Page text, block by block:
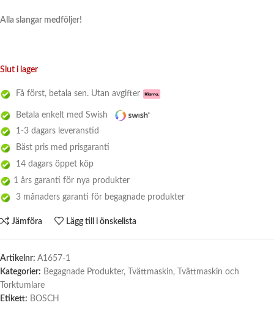
Alla slangar medföljer!
Slut i lager
Få först, betala sen. Utan avgifter
Betala enkelt med Swish
1-3 dagars leveranstid
Bäst pris med prisgaranti
14 dagars öppet köp
1 års garanti för nya produkter
3 månaders garanti för begagnade produkter
Jämföra Lägg till i önskelista
Artikelnr: A1657-1
Kategorier: Begagnade Produkter, Tvättmaskin,
Tvättmaskin och
Torktumlare
Etikett: BOSCH